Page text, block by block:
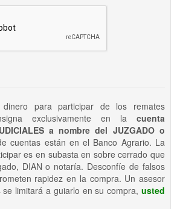
para participar de los remates
exclusivamente en la cuenta
a nombre del JUZGADO o
cuentas están en el Banco Agrario. La
es en subasta en sobre cerrado que
DIAN o notaría. Desconfíe de falsos
rapidez en la compra. Un asesor
limitará a guiarlo en su compra, usted